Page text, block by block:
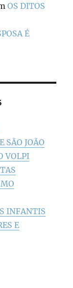
OS DITOS
É
SÃO JOÃO
VOLPI
INFANTIS
E